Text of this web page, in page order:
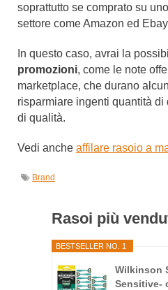
soprattutto se comprato su
settore come Amazon ed
In questo caso, avrai la
promozioni, come le note
marketplace, che durano
risparmiare ingenti quantità
di qualità.
Vedi anche affilare rasoio a
Brand
Rasoi più
BESTSELLER NO. 1
Wilkinson
Sensitive-